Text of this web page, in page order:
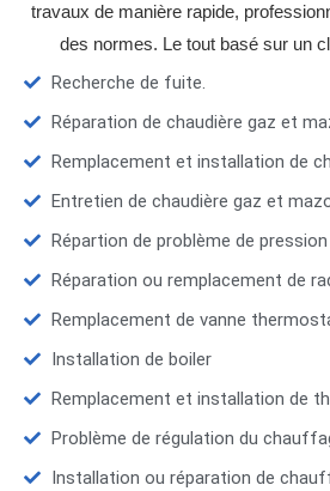
travaux de manière rapide,
des normes. Le tout basé sur un
Recherche de fuite.
Réparation de chaudière gaz et
Remplacement et installation de
Entretien de chaudière gaz et
Répartion de problème de pression
Réparation ou remplacement de
Remplacement de vanne
Installation de boiler
Remplacement et installation de
Problème de régulation du
Installation ou réparation de